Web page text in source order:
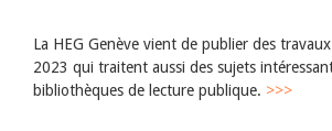
La HEG Genève vient de publier des
2023 qui traitent aussi des sujets
bibliothèques de lecture publique. >>>